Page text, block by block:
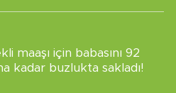
maaşı için babasını 92
kadar buzlukta sakladı!